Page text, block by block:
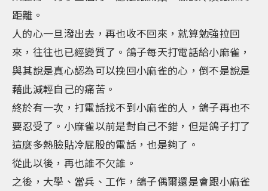
距離。
人的心一旦潑出去，再也收不回來，就算勉強拉回
來，往往也已經變質了。鴿子每天打電話給小麻雀，
與其說是真心認為可以挽回小麻雀的心，倒不是說是
藉此減輕自己的痛苦。
終於有一次，打電話找不到小麻雀的人，鴿子再也不
要忍受了。小麻雀以前是對自己不錯，但是鴿子打了
這麼多熱臉貼冷屁股的電話，也是夠了。
從此以後，再也誰不欠誰。
之後，大學、當兵、工作，鴿子偶爾還是會跟小麻雀